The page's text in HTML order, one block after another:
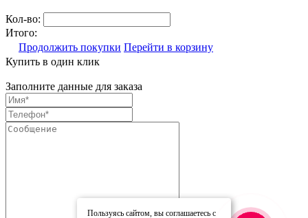
Кол-во:
Итого:
Продолжить покупки Перейти в корзину
Купить в один клик
Заполните данные для заказа
Пользуясь сайтом, вы соглашаетесь с